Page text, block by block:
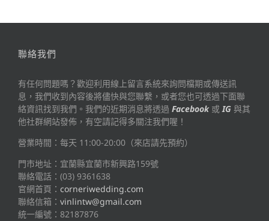
聯絡我們
有任何問題嗎？歡迎利用線上留言系統來詢問檔期或傳送訊
息，我們收到內容後將儘快與您聯繫，或者您也可透過下面聯
絡資訊找到我們。我們的近期消息將透過 Facebook或IG 與其
他社群網站發佈，有空請記得多關注我們喔！
營業時間：每天 11:00-20:00（來店請先預約）
門市地址：宜蘭縣宜蘭市新興路159號
聯絡電話：(03) 9361638
官網首頁： corneriwedding.com
聯絡信箱： vinlintw@gmail.com
統一編號：82187876